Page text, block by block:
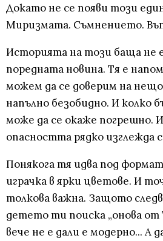
Докато не се появи този
Миризмата. Съмнението.
Историята на този баща не
поредната новина. Тя е
можем да се доверим на
напълно безобидно. И колко
може да се окаже погрешно.
опасността рядко изглежда
Понякога тя идва под
играчка в ярки цветове. И
толкова важна. Защото
детето ти поиска „онова от
вече не е дали е модерно... А